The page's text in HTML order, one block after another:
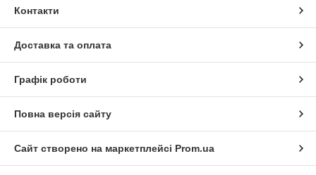
Контакти
Доставка та оплата
Графік роботи
Повна версія сайту
Сайт створено на маркетплейсі Prom.ua